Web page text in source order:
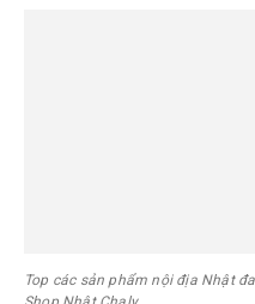
Top các sản phẩm nội địa Nhật